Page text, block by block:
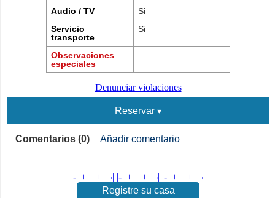
Audio / TV
Si
Servicio
transporte
Si
Observaciones
especiales
Denunciar violaciones
Reservar
Comentarios (0) Añadir comentario
|-¯±­__­±¯¬| |-¯±­__­±¯¬| |-¯±­__­±¯¬|
Registre su casa